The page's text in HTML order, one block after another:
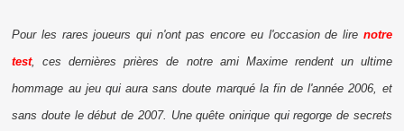
Pour les rares joueurs qui n'ont pas encore eu l'occasion de lire notre
test, ces dernières prières de notre ami Maxime rendent un ultime
hommage au jeu qui aura sans doute marqué la fin de l'année 2006, et
sans doute le début de 2007. Une quête onirique qui regorge de secrets